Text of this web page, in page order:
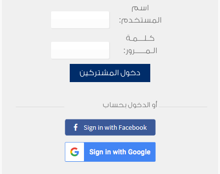
اسم
المستخدم:
كـلـــمـة
الـمـــــرور:
دخول المشتركين
أو الدخول بحساب